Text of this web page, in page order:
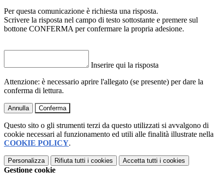
Per questa comunicazione è richiesta una risposta.
Scrivere la risposta nel campo di testo sottostante e premere sul
bottone CONFERMA per confermare la propria adesione.
Inserire qui la risposta
Attenzione: è necessario aprire l'allegato (se presente) per dare la
conferma di lettura.
Annulla Conferma
Questo sito o gli strumenti terzi da questo utilizzati si avvalgono di
cookie necessari al funzionamento ed utili alle finalità illustrate nella
COOKIE POLICY.
Personalizza Rifiuta tutti i cookies Accetta tutti i cookies
Gestione cookie